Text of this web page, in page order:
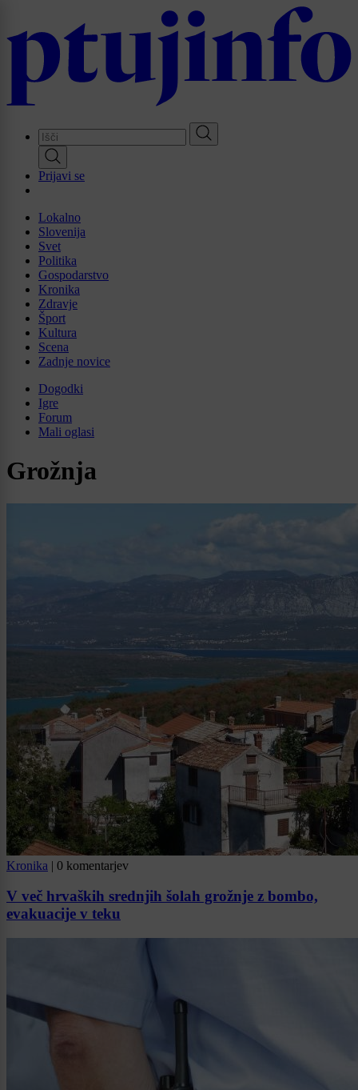
main
Prijavi se
Lokalno
Slovenija
Svet
Politika
Gospodarstvo
Kronika
Zdravje
Šport
Kultura
Scena
Zadnje novice
Dogodki
Igre
Forum
Mali oglasi
Grožnja
Kronika | 0 komentarjev
V več hrvaških srednjih šolah grožnje z bombo,
evakuacije v teku